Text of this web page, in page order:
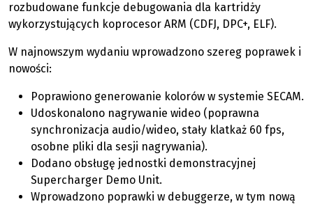
rozbudowane funkcje debugowania dla kartridży
wykorzystujących koprocesor ARM (CDFJ, DPC+, ELF).
W najnowszym wydaniu wprowadzono szereg poprawek i
nowości:
Poprawiono generowanie kolorów w systemie SECAM.
Udoskonalono nagrywanie wideo (poprawna
synchronizacja audio/wideo, stały klatkaż 60 fps,
osobne pliki dla sesji nagrywania).
Dodano obsługę jednostki demonstracyjnej
Supercharger Demo Unit.
Wprowadzono poprawki w debuggerze, w tym nową